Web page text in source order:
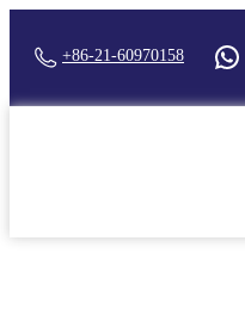
+86-21-60970158